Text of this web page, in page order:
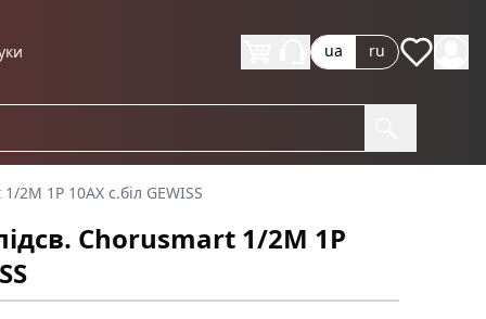
ua ru
1P 10AX с.біл GEWISS
Chorusmart 1/2M 1P